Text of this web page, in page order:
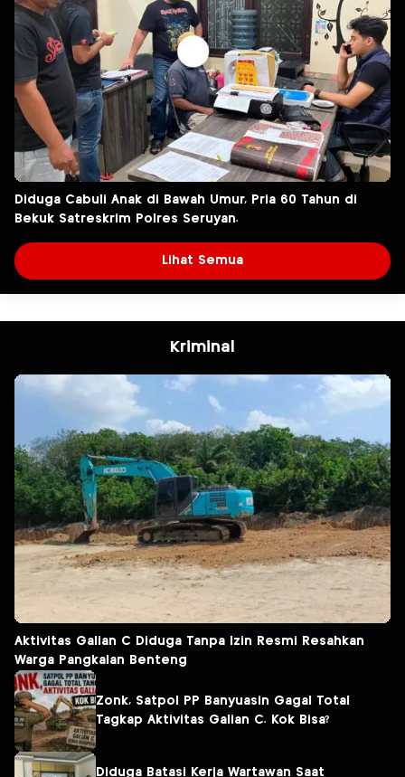
Diduga Cabuli Anak di Bawah Umur, Pria 60 Tahun di
Bekuk Satreskrim Polres Seruyan.
Lihat Semua
Kriminal
Aktivitas Galian C Diduga Tanpa Izin Resmi Resahkan
Warga Pangkalan Benteng
Zonk, Satpol PP Banyuasin Gagal Total
Tagkap Aktivitas Galian C. Kok Bisa?
Diduga Batasi Kerja Wartawan Saat